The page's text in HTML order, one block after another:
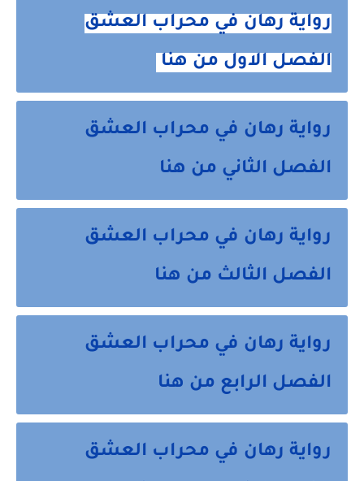
رواية رهان في محراب العشق
الفصل الاول من هنا
رواية رهان في محراب العشق
الفصل الثاني من هنا
رواية رهان في محراب العشق
الفصل الثالث من هنا
رواية رهان في محراب العشق
الفصل الرابع من هنا
رواية رهان في محراب العشق